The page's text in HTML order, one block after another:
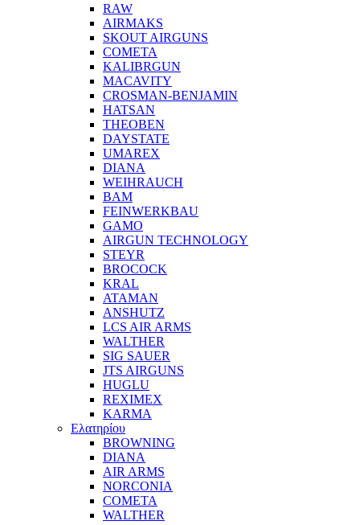
RAW
AIRMAKS
SKOUT AIRGUNS
COMETA
KALIBRGUN
MACAVITY
CROSMAN-BENJAMIN
HATSAN
THEOBEN
DAYSTATE
UMAREX
DIANA
WEIHRAUCH
BAM
FEINWERKBAU
GAMO
AIRGUN TECHNOLOGY
STEYR
BROCOCK
KRAL
ATAMAN
ANSHUTZ
LCS AIR ARMS
WALTHER
SIG SAUER
JTS AIRGUNS
HUGLU
REXIMEX
KARMA
Ελατηρίου
BROWNING
DIANA
AIR ARMS
NORCONIA
COMETA
WALTHER